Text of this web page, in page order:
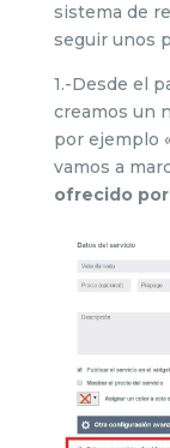
sistema de
seguir unos
1.-Desde el
creamos un
por ejemplo
vamos a
ofrecido por